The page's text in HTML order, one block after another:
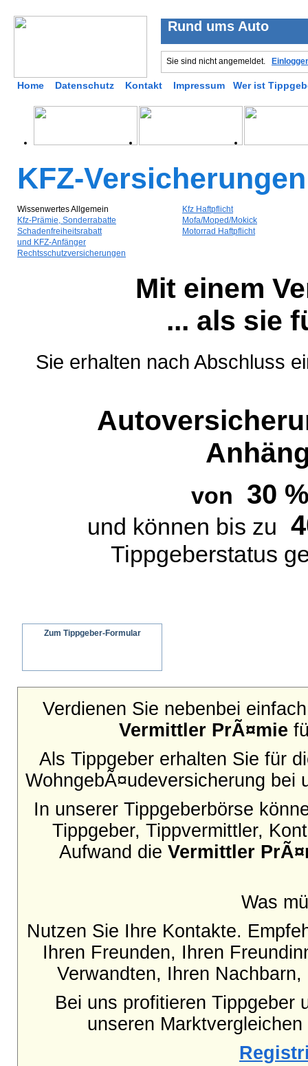
Rund ums Auto
Sie sind nicht angemeldet.
Home Datenschutz Kontakt Impressum Wer ist
KFZ-
Wissenwertes Allgemein
Kfz-Prämie, Sonderrabatte
Schadenfreiheitsrabatt
und KFZ-Anfänger
Rechtsschutzversicherungen
Kfz Haftpflicht
Mofa/Moped/Mokick
Motorrad Haftpflicht
Mit einem
... als sie
Sie erhalten nach Abschluss
von 30
und können bis zu
Tippgeberstatus
Zum Tippgeber-Formular
Verdienen Sie nebenbei
Vermittler PrÃ¤mie
Als Tippgeber erhalten Sie für
WohngebÃ¤udeversicherung
In unserer Tippgeberbörse
Tippgeber, Tippvermittler,
Aufwand die Vermittler
Was
Nutzen Sie Ihre Kontakte.
Ihren Freunden, Ihren
Verwandten, Ihren
Bei uns profitieren Tippgeber
unseren